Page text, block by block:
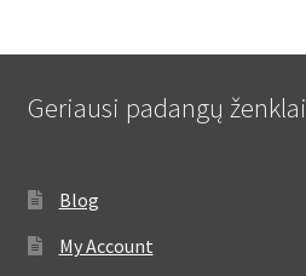
Geriausi padangų ženklai
Blog
My Account